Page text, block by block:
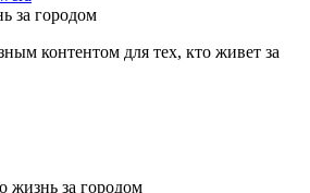
за городом
контентом для тех, кто живет за
жизнь за городом